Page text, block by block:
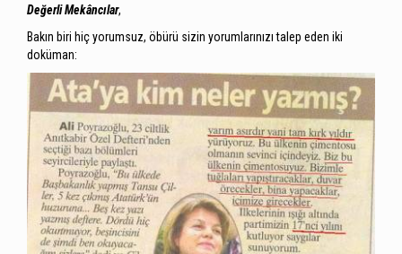
Değerli Mekâncılar,
Bakın biri hiç yorumsuz, öbürü sizin yorumlarınızı talep eden iki
doküman: